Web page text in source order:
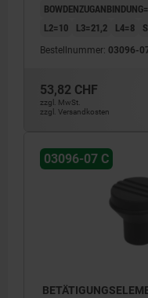
1)
3)
L2=10
L3=21,2 L4=8
Bestellnummer: 03096-
53,82 CHF
zzgl. MwSt.
zzgl. Versandkosten
03096-07 C